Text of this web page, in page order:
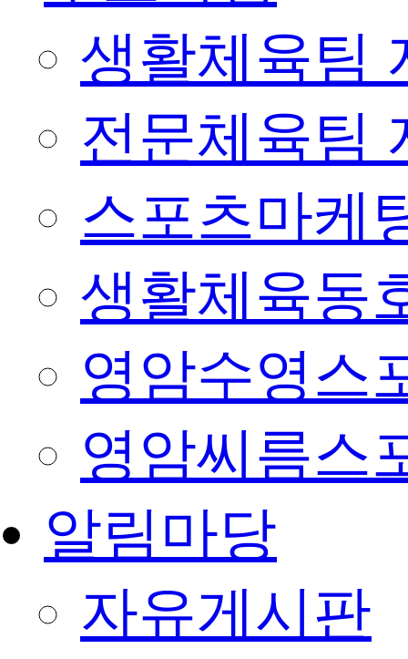
생활체육팀
전문체육팀
스포츠마케
생활체육동
영암수영스
영암씨름스
알림마당
자유게시판